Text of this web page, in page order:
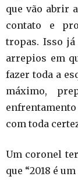
que vão abrir
contato e
tropas. Isso
arrepios em
fazer toda a
máximo,
com toda
Um coronel
que “2018 é